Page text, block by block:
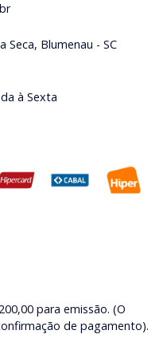
Seca, Blumenau - SC
à Sexta
para emissão. (O
de pagamento).